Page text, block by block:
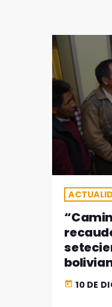
niñas y
today 10 DE